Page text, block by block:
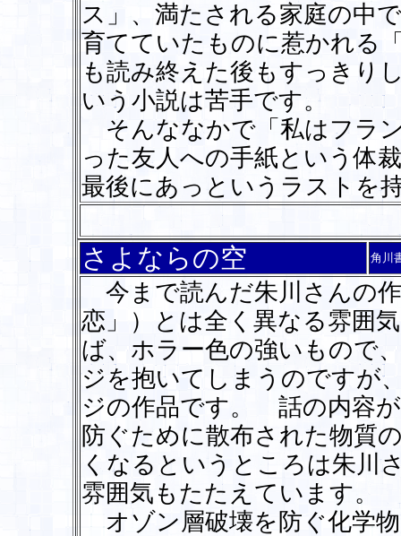
ス」、満たされる家庭の中
育てていたものに惹かれる
も読み終えた後もすっきり
いう小説は苦手です。
そんななかで「私はフラ
った友人への手紙という体
最後にあっというラストを
さよならの空 角川
今まで読んだ朱川さんの
恋」）とは全く異なる雰囲
ば、ホラー色の強いもので
ジを抱いてしまうのですが
ジの作品です。 話の内容
防ぐために散布された物質
くなるというところは朱川
雰囲気もたたえています。
オゾン層破壊を防ぐ化学